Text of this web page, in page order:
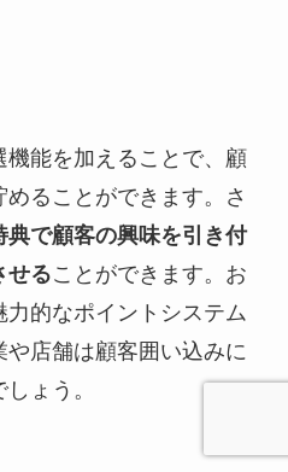
能を加えることで、顧
ることができます。さ
典で顧客の興味を引き付
せることができます。お
的なポイントシステム
店舗は顧客囲い込みに
ょう。